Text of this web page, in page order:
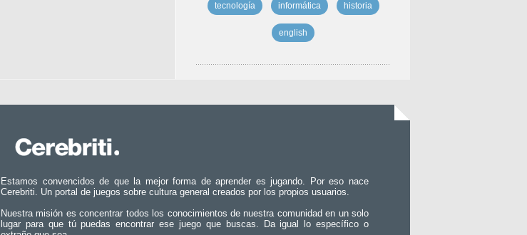
tecnología informática historia
english
Estamos convencidos de que la mejor forma de aprender es jugando. Por eso nace
Cerebriti. Un portal de juegos sobre cultura general creados por los propios usuarios.
Nuestra misión es concentrar todos los conocimientos de nuestra comunidad en un solo
lugar para que tú puedas encontrar ese juego que buscas. Da igual lo específico o